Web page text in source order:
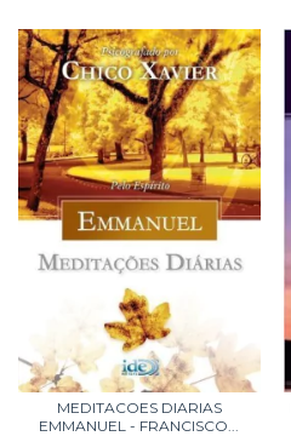
MEDITACOES DIARIAS
EMMANUEL - FRANCISCO...